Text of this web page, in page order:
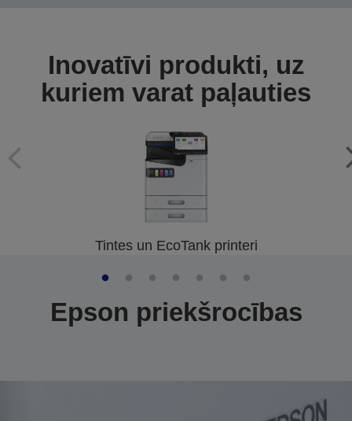
Inovatīvi produkti, uz
kuriem varat paļauties
Tintes un EcoTank printeri
Epson priekšrocības